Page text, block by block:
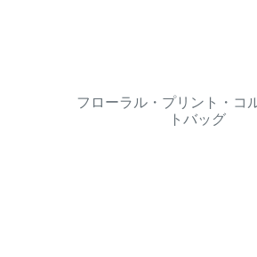
フローラル・プリント・コ
トバッグ